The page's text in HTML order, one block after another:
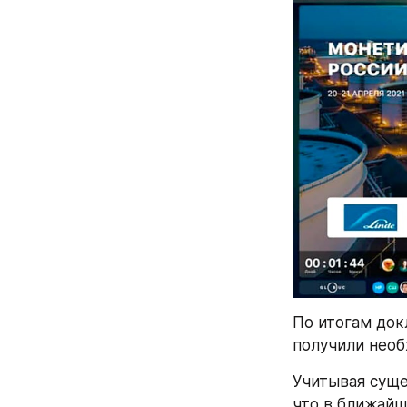
По итогам
получили
Учитывая